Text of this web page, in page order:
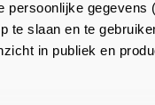
persoonlijke gegevens
te slaan en te
in publiek en
Ajax en PSV een